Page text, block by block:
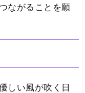
ながることを願
しい風が吹く日